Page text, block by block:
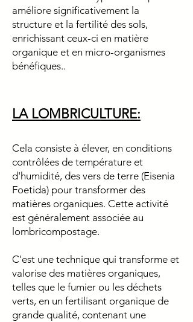
améliore significativement la
structure et la fertilité des sols,
enrichissant ceux-ci en matière
organique et en micro-organismes
bénéfiques..
LA LOMBRICULTURE:
Cela consiste à élever, en conditions
contrôlées de température et
d'humidité, des vers de terre (Eisenia
Foetida) pour transformer des
matières organiques. Cette activité
est généralement associée au
lombricompostage.
C'est une technique qui transforme et
valorise des matières organiques,
telles que le fumier ou les déchets
verts, en un fertilisant organique de
grande qualité, contenant une